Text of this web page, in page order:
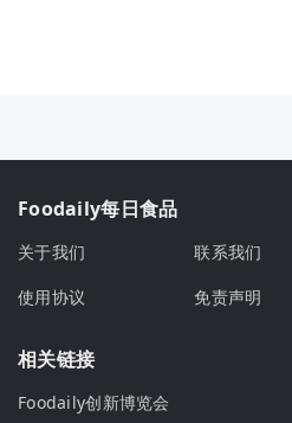
Foodaily每日食品
关于我们 联系我们
使用协议
免责声明
相关链接
Foodaily创新博览会